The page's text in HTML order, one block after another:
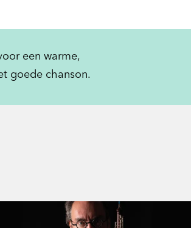
een warme,
goede chanson.